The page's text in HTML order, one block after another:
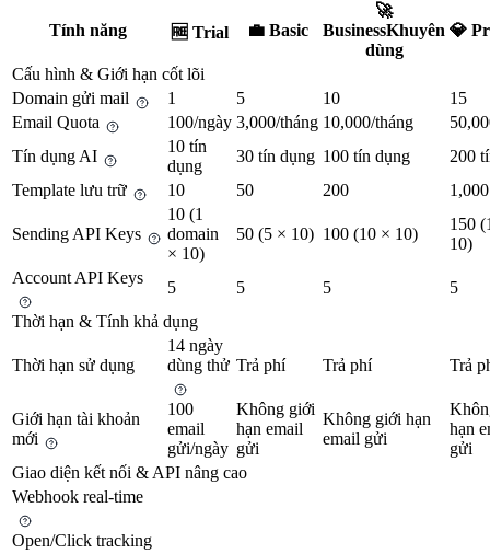
Tính năng 🆓 Trial 💼 Basic
🚀
BusinessKhuyên
dùng
💎
Cấu hình & Giới hạn cốt lõi
Domain gửi mail
1 5 10
15
Email Quota
100/ngày 3,000/tháng 10,000/tháng
Tín dụng AI
10 tín
dụng
30 tín dụng 100 tín dụng
200
Template lưu trữ
10 50 200 1,000
Sending API Keys
10 (1
domain
× 10)
50 (5 × 10) 100 (10 × 10)
150
10)
Account API Keys
5 5 5
5
Thời hạn & Tính khả dụng
Thời hạn sử dụng
14 ngày
dùng thử Trả phí Trả phí Trả
Giới hạn tài khoản
mới
100
email
gửi/ngày
Không giới
hạn email
gửi
Không giới hạn
email gửi
hạn
gửi
Giao diện kết nối & API nâng cao
Webhook real-time
Open/Click tracking